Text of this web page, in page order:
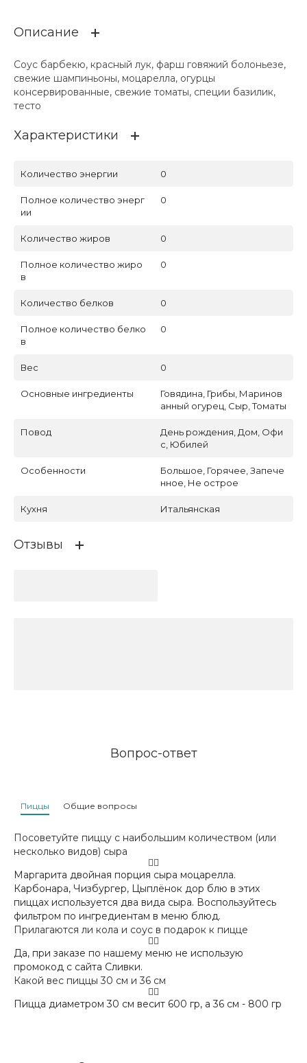
Описание
Соус барбекю, красный лук, фарш говяжий болоньезе,
свежие шампиньоны, моцарелла, огурцы
консервированные, свежие томаты, специи базилик,
тесто
Характеристики
Количество энергии 0
Полное количество энерг
ии
0
Количество жиров 0
Полное количество жиро
в
0
Количество белков 0
Полное количество белко
в
0
Вес 0
Основные ингредиенты
Говядина, Грибы, Маринов
анный огурец, Сыр, Томаты
Повод
День рождения, Дом, Офи
с, Юбилей
Особенности
Большое, Горячее, Запече
нное, Не острое
Кухня Итальянская
Отзывы
Вопрос-ответ
Пиццы Общие вопросы
Посоветуйте пиццу с наибольшим количеством (или
несколько видов) сыра
Маргарита двойная порция сыра моцарелла.
Карбонара, Чизбургер, Цыплёнок дор блю в этих
пиццах используется два вида сыра. Воспользуйтесь
фильтром по ингредиентам в меню блюд.
Прилагаются ли кола и соус в подарок к пицце
Да, при заказе по нашему меню не использую
промокод с сайта Сливки.
Какой вес пиццы 30 см и 36 см
Пицца диаметром 30 см весит 600 гр, а 36 см - 800 гр